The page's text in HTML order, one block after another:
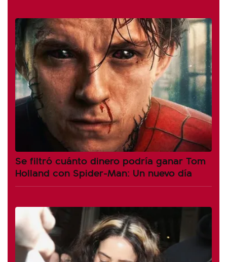
Se filtró cuánto dinero podría ganar Tom
Holland con Spider-Man: Un nuevo día